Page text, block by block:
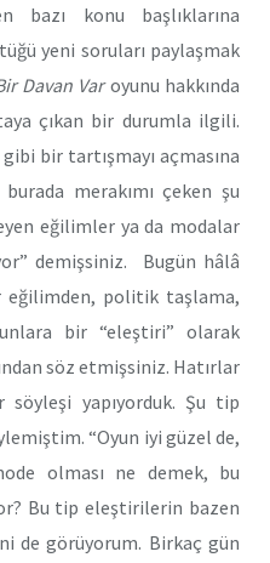
bazı konu başlıklarına
yeni soruları paylaşmak
Davan Varoyunu hakkında
çıkan bir durumla ilgili.
bir tartışmayı açmasına
merakımı çeken şu
eğilimler ya da modalar
demişsiniz. Bugün hâlâ
eğilimden, politik taşlama,
bir “eleştiri” olarak
söz etmişsiniz. Hatırlar
söyleşi yapıyorduk. Şu tip
“Oyun iyi güzel de,
olması ne demek, bu
Bu tip eleştirilerin bazen
de görüyorum. Birkaç gün